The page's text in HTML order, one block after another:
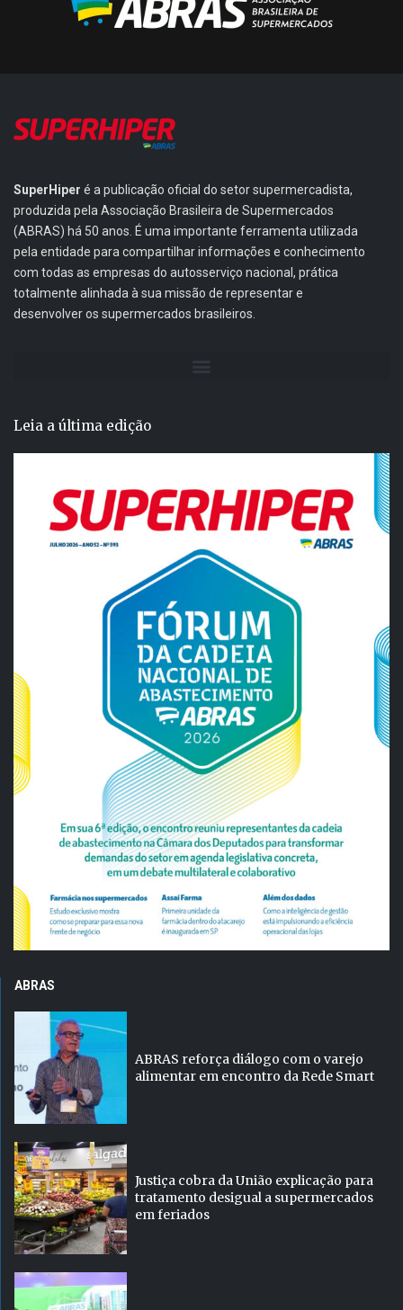
SuperHiper é a publicação oficial do setor supermercadista,
produzida pela Associação Brasileira de Supermercados
(ABRAS) há 50 anos. É uma importante ferramenta utilizada
pela entidade para compartilhar informações e conhecimento
com todas as empresas do autosserviço nacional, prática
totalmente alinhada à sua missão de representar e
desenvolver os supermercados brasileiros.
Leia a última edição
ABRAS
ABRAS reforça diálogo com o varejo
alimentar em encontro da Rede Smart
Justiça cobra da União explicação para
tratamento desigual a supermercados
em feriados